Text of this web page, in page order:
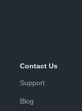
Contact Us
Support
Blog